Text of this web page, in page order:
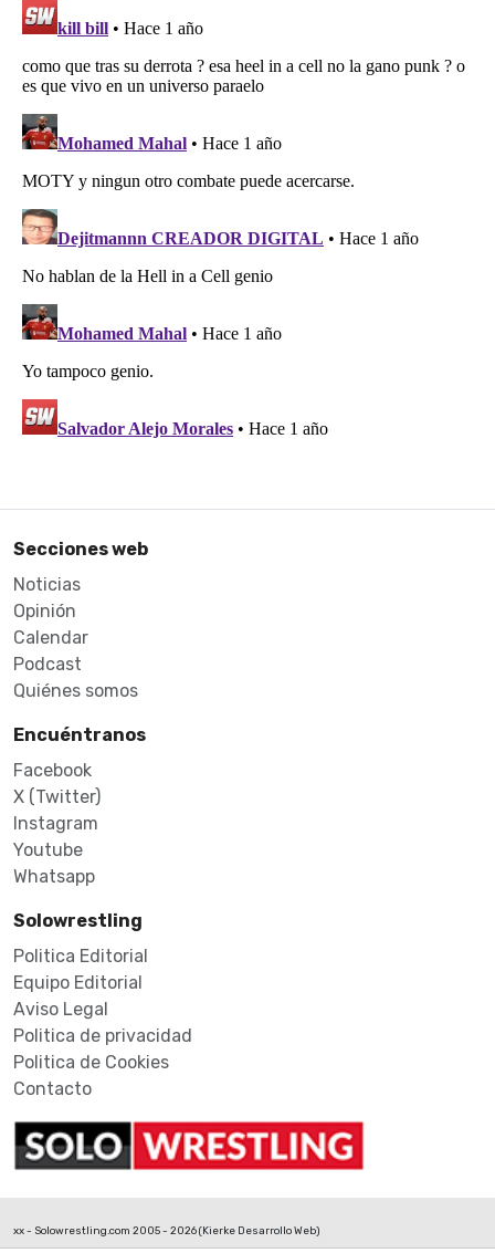
Secciones web
Noticias
Opinión
Calendar
Podcast
Quiénes somos
Encuéntranos
Facebook
X (Twitter)
Instagram
Youtube
Whatsapp
Solowrestling
Politica Editorial
Equipo Editorial
Aviso Legal
Politica de privacidad
Politica de Cookies
Contacto
xx - Solowrestling.com 2005 - 2026 (Kierke Desarrollo Web)